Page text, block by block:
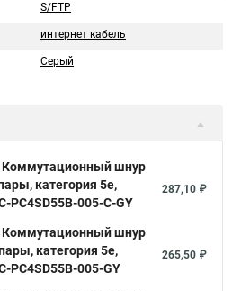
S/FTP
интернет кабель
Серый
Коммутационный шнур
категория 5е,
PC4SD55B-005-C-GY
287,10 ₽
Коммутационный шнур
категория 5е,
PC4SD55B-005-GY
265,50 ₽